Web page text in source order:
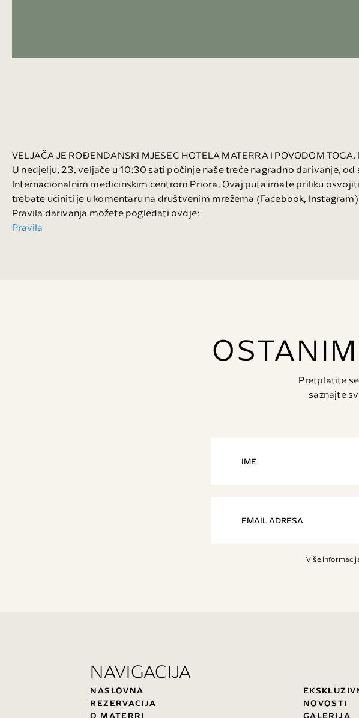
VELJAČA JE ROĐENDANSKI MJESEC HOTELA MATERRA I POVODOM
U nedjelju, 23. veljače u 10:30 sati počinje naše treće nagradno darivanje,
Internacionalnim medicinskim centrom Priora. Ovaj puta imate priliku
trebate učiniti je u komentaru na društvenim mrežema (Facebook,
Pravila darivanja možete pogledati ovdje:
Pravila
Pretplatite
saznajte
Više
NAVIGACIJA
NASLOVNA
REZERVACIJA
O MATERRI
NOVOSTI
GALERIJA